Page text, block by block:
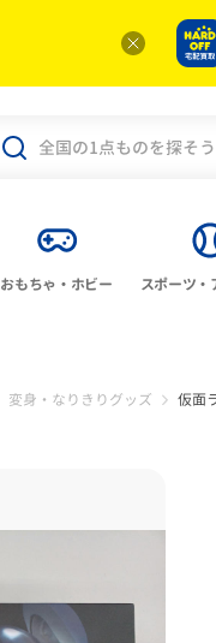
おもちゃ・ホビー スポーツ・
変身・なりきりグッズ 仮面